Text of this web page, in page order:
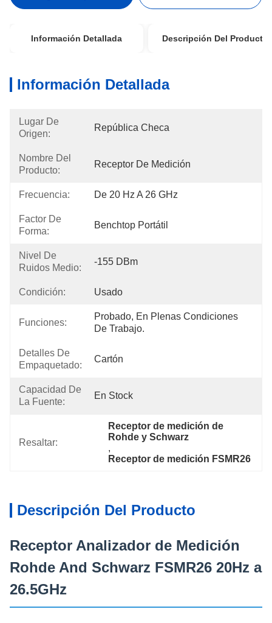
Información Detallada Descripción Del Producto
Información Detallada
Lugar De
Origen:
República Checa
Nombre Del
Producto:
Receptor De Medición
Frecuencia: De 20 Hz A 26 GHz
Factor De
Forma:
Benchtop Portátil
Nivel De
Ruidos Medio:
-155 DBm
Condición: Usado
Funciones:
Probado, En Plenas Condiciones
De Trabajo.
Detalles De
Empaquetado:
Cartón
Capacidad De
La Fuente:
En Stock
Resaltar:
Receptor de medición de
Rohde y Schwarz
,
Receptor de medición FSMR26
Descripción Del Producto
Receptor Analizador de Medición
Rohde And Schwarz FSMR26 20Hz a
26.5GHz